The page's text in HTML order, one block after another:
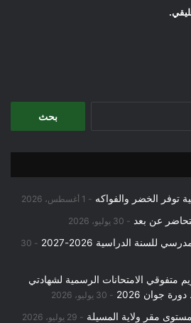
توفر الخضر والفواكه 1 أغسطس، 2026
عن بعد 30 يوليو، 2026
للسنة الدراسية 2026-2027
30
متفوقي الامتحانات الرسمية لشهادتي
جوان 2026
30 يوليو، 2026
مقر ولاية المسيلة 29 يوليو، 2026